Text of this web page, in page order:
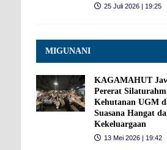
25 Juli 2026 | 19:25
MIGUNANI
KAGAMAHUT
Pererat
Kehutanan UGM
Suasana Hangat
Kekeluargaan
13 Mei 2026 | 19:42